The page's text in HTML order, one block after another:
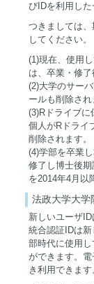
びIDを利用した
つきましては
してください。
(1)現在、使用
は、卒業・修了
(2)大学のサー
ールも削除され
(3)Rドライブに
個人がRドライ
削除されます。
(4)学部を卒業
修了し博士後
を2014年4月以
法政大学大学
新しいユーザID
統合認証IDは
部時代に使用
ができます。
き利用できます